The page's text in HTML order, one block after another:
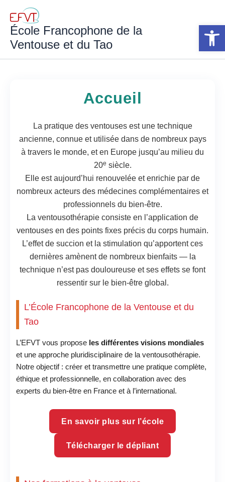
contenu
École Francophone de la
Ventouse et du Tao
Accueil
La pratique des ventouses est une technique
ancienne, connue et utilisée dans de nombreux pays
à travers le monde, et en Europe jusqu’au milieu du
20e siècle.
Elle est aujourd’hui renouvelée et enrichie par de
nombreux acteurs des médecines complémentaires et
professionnels du bien-être.
La ventousothérapie consiste en l’application de
ventouses en des points fixes précis du corps humain.
L’effet de succion et la stimulation qu’apportent ces
dernières amènent de nombreux bienfaits — la
technique n’est pas douloureuse et ses effets se font
ressentir sur le bien-être global.
L’École Francophone de la Ventouse et du
Tao
L’EFVT vous propose les différentes visions mondiales
et une approche pluridisciplinaire de la ventousothérapie.
Notre objectif : créer et transmettre une pratique complète,
éthique et professionnelle, en collaboration avec des
experts du bien-être en France et à l’international.
En savoir plus sur l’école
Télécharger le dépliant